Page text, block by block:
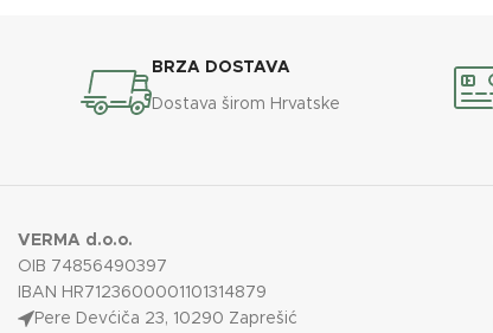
BRZA DOSTAVA
Dostava širom Hrvatske
VERMA d.o.o.
OIB 74856490397
IBAN HR7123600001101314879
Pere Devćiča 23, 10290 Zaprešić